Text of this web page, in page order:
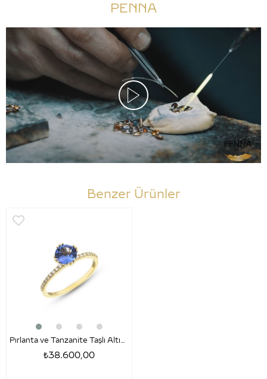
PENNA
Benzer Ürünler
Pırlanta ve Tanzanite Taşlı Altın Yüzük – Anna
₺38.600,00